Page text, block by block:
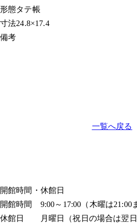
形態タテ帳
寸法24.8×17.4
備考
一覧へ戻る
開館時間・休館日
開館時間 9:00～17:00（木曜は21:00
休館日 月曜日（祝日の場合は翌日